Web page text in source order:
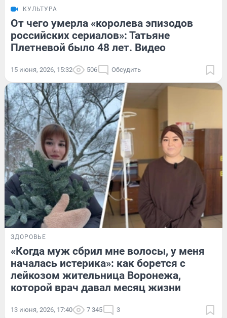
КУЛЬТУРА
От чего умерла «королева эпизодов
российских сериалов»: Татьяне
Плетневой было 48 лет. Видео
15 июня, 2026, 15:32 506 Обсудить
ЗДОРОВЬЕ
«Когда муж сбрил мне волосы, у меня
началась истерика»: как борется с
лейкозом жительница Воронежа,
которой врач давал месяц жизни
13 июня, 2026, 17:40 7 345 3